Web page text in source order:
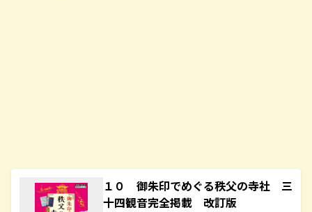
１０ 御朱印でめぐる秩父の寺社 三
十四観音完全掲載 改訂版